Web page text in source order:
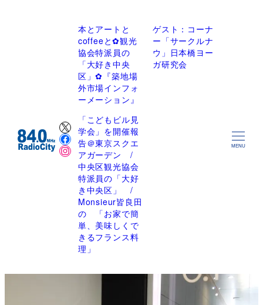
X
Facebook
Instagram
本とアートと
coffeeと✿観光
協会特派員の
「大好き中央
区」✿『築地場
外市場インフォ
ーメーション』
ゲスト：コーナ
ー「サークルナ
ウ」日本橋ヨー
ガ研究会
「こどもビル見
学会」を開催報
告＠東京スクエ
アガーデン /
中央区観光協会
特派員の「大好
き中央区」 /
Monsieur皆良田
の 「お家で簡
単、美味しくで
きるフランス料
理」
MENU